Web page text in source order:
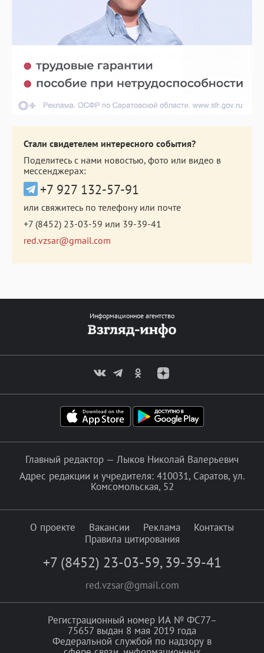
Стали свидетелем интересного события?
Поделитесь с нами новостью, фото или видео в
мессенджерах:
+7 927 132-57-91
или свяжитесь по телефону или почте
+7 (8452) 23-03-59 или 39-39-41
red.vzsar@gmail.com
Информационное агентство
Главный редактор — Лыков Николай Валерьевич
Адрес редакции и учредителя: 410031, Саратов, ул.
Комсомольская, 52
О проекте Вакансии Реклама
Контакты
Правила цитирования
+7 (8452) 23-03-59, 39-39-41
red.vzsar@gmail.com
Регистрационный номер ИА № ФС77–
75657 выдан 8 мая 2019 года
Федеральной службой по надзору в